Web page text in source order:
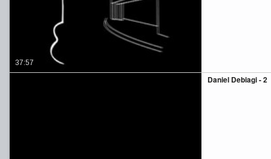
37:57
Daniel Debiagi - 2